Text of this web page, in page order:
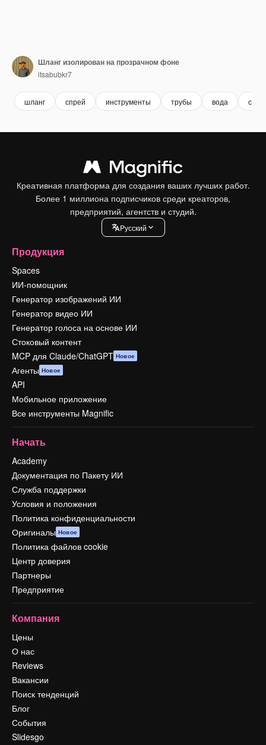
Шланг изолирован на прозрачном фоне
itsabubkr7
шланг спрей инструменты трубы вода
Креативная платформа для создания ваших лучших работ.
Более 1 миллиона подписчиков среди креаторов,
предприятий, агентств и студий.
Pусский
Продукция
Spaces
ИИ-помощник
Генератор изображений ИИ
Генератор видео ИИ
Генератор голоса на основе ИИ
Стоковый контент
MCP для Claude/ChatGPT Новое
Агенты Новое
API
Мобильное приложение
Все инструменты Magnific
Начать
Academy
Документация по Пакету ИИ
Служба поддержки
Условия и положения
Политика конфиденциальности
Оригиналы Новое
Политика файлов cookie
Центр доверия
Партнеры
Предприятие
Компания
Цены
О нас
Reviews
Вакансии
Поиск тенденций
Блог
События
Slidesgo